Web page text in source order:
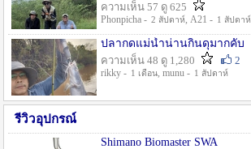
ความเห็น 57 ดู 625
Phonpicha - 2 สัปดาห์, A21 - 1 สัปดาห์
ปลากดแม่น้ำน่านกินดุมากคับ
ความเห็น 48 ดู 1,280
2
rikky - 1 เดือน, munu - 1 สัปดาห์
รีวิวอุปกรณ์
Shimano Biomaster SWA